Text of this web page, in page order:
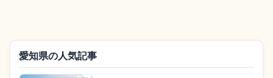
愛知県の人気記事